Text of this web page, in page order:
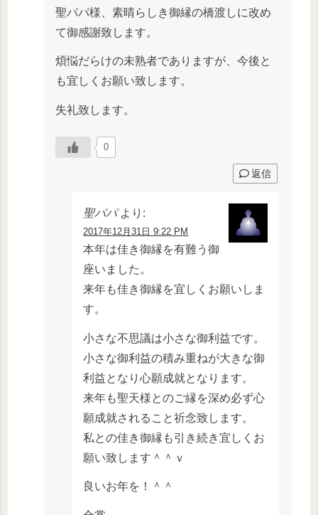
聖パパ様、素晴らしき御縁の橋渡しに改め
て御感謝致します。
煩悩だらけの未熟者でありますが、今後と
も宜しくお願い致します。
失礼致します。
0
返信
聖パパ より:
2017年12月31日 9:22 PM
本年は佳き御縁を有難う御
座いました。
来年も佳き御縁を宜しくお願いしま
す。
小さな不思議は小さな御利益です。
小さな御利益の積み重ねが大きな御
利益となり心願成就となります。
来年も聖天様とのご縁を深め必ず心
願成就されること祈念致します。
私との佳き御縁も引き続き宜しくお
願い致します＾＾ｖ
良いお年を！＾＾